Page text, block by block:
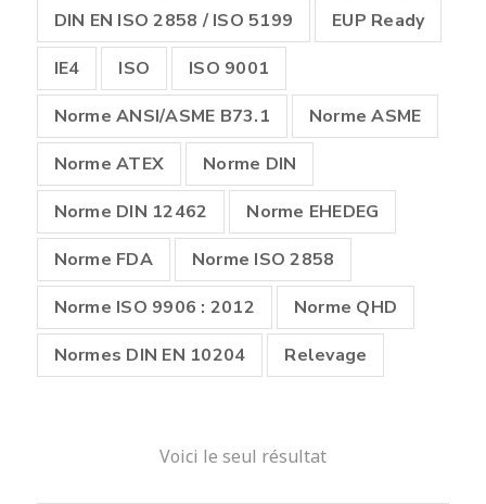
DIN EN ISO 2858 / ISO 5199
EUP Ready
IE4
ISO
ISO 9001
Norme ANSI/ASME B73.1
Norme ASME
Norme ATEX
Norme DIN
Norme DIN 12462
Norme EHEDEG
Norme FDA
Norme ISO 2858
Norme ISO 9906 : 2012
Norme QHD
Normes DIN EN 10204
Relevage
Voici le seul résultat